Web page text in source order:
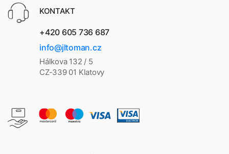
KONTAKT
+420 605 736 687
info@jltoman.cz
Hálkova 132 / 5
CZ-339 01 Klatovy